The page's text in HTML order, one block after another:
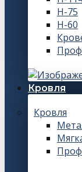
Н-75
Н-60
Кровля
Кровля